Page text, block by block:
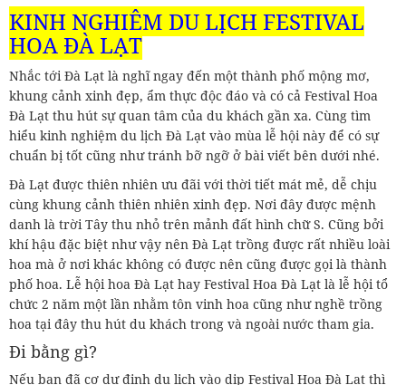
KINH NGHIỆM DU LỊCH FESTIVAL
HOA ĐÀ LẠT
Nhắc tới Đà Lạt là nghĩ ngay đến một thành phố mộng mơ,
khung cảnh xinh đẹp, ẩm thực độc đáo và có cả Festival Hoa
Đà Lạt thu hút sự quan tâm của du khách gần xa. Cùng tìm
hiểu kinh nghiệm du lịch Đà Lạt vào mùa lễ hội này để có sự
chuẩn bị tốt cũng như tránh bỡ ngỡ ở bài viết bên dưới nhé.
Đà Lạt được thiên nhiên ưu đãi với thời tiết mát mẻ, dễ chịu
cùng khung cảnh thiên nhiên xinh đẹp. Nơi đây được mệnh
danh là trời Tây thu nhỏ trên mảnh đất hình chữ S. Cũng bởi
khí hậu đặc biệt như vậy nên Đà Lạt trồng được rất nhiều loài
hoa mà ở nơi khác không có được nên cũng được gọi là thành
phố hoa. Lễ hội hoa Đà Lạt hay Festival Hoa Đà Lạt là lễ hội tổ
chức 2 năm một lần nhằm tôn vinh hoa cũng như nghề trồng
hoa tại đây thu hút du khách trong và ngoài nước tham gia.
Đi bằng gì?
Nếu bạn đã cơ dự định du lịch vào dịp Festival Hoa Đà Lạt thì